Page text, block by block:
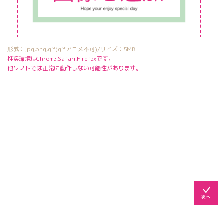
形式：jpg,png,gif(gifアニメ不可)/サイズ：5MB
推奨環境はChrome,Safari,Firefoxです。
他ソフトでは正常に動作しない可能性があります。